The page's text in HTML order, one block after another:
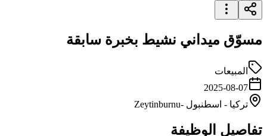
مسوّق ميداني نشيط بخبرة سابقة
المبيعات
2025-08-07
تركيا - اسطنبول -Zeytinburnu
تفاصيل الوظيفة